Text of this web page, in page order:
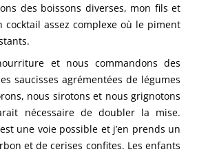
des boissons diverses, mon fils et
cocktail assez complexe où le piment
et nous commandons des
saucisses agrémentées de légumes
nous sirotons et nous grignotons
nécessaire de doubler la mise.
une voie possible et j’en prends un
et de cerises confites. Les enfants